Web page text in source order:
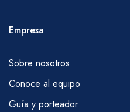
Marrakech antes
es posible
Empresa
Sobre nosotros
Conoce al equipo
Guía y porteador